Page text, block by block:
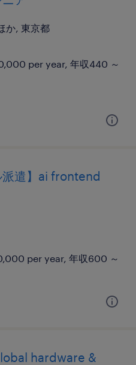
か, 東京都
per year, 年収440 ～
派遣】ai frontend
per year, 年収600 ～
hardware &